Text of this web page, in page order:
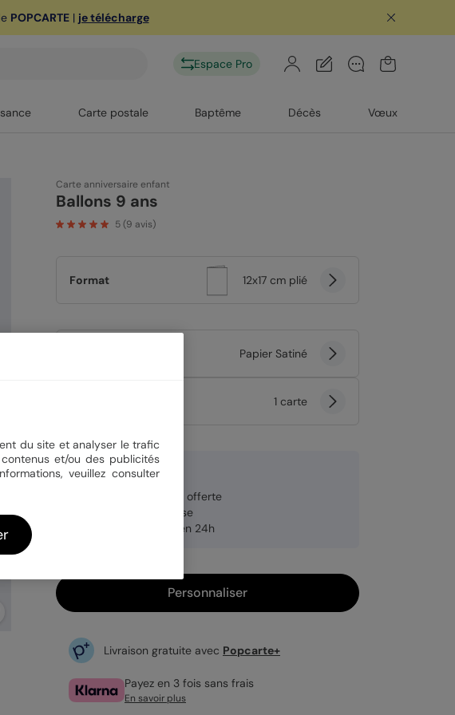
POPCARTE| je télécharge
Espace Pro
Carte postale Baptême Décès Vœux
Carte anniversaire enfant
Ballons 9 ans
5(9 avis)
Format 12x17 cm plié
Papier Satiné
1 carte
3,99 €
Enveloppe blanche offerte
Fabrication française
Expédition rapide en 24h
Personnaliser
Livraison gratuite avec Popcarte+
Payez en 3 fois sans frais
En savoir plus
du site et analyser le trafic
et/ou des publicités
veuillez consulter